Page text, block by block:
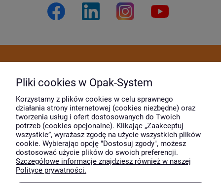
Moje konto
O firmie
Wyróżnili nas
Pliki cookies w Opak-System
Korzystamy z plików cookies w celu sprawnego
działania strony internetowej (cookies niezbędne) oraz
tworzenia usług i ofert dostosowanych do Twoich
potrzeb (cookies opcjonalne). Klikając „Zaakceptuj
wszystkie”, wyrażasz zgodę na użycie wszystkich plików
cookie. Wybierając opcję "Dostosuj zgody", możesz
dostosować użycie plików do swoich preferencji.
Szczegółowe informacje znajdziesz również w naszej
Polityce prywatności.